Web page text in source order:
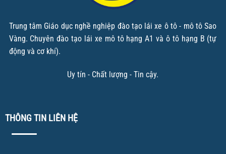
Trung tâm Giáo dục nghề nghiệp đào tạo lái xe ô tô - mô tô Sao
Vàng. Chuyên đào tạo lái xe mô tô hạng A1 và ô tô hạng B (tự
động và cơ khí).
Uy tín - Chất lượng - Tin cậy.
THÔNG TIN LIÊN HỆ